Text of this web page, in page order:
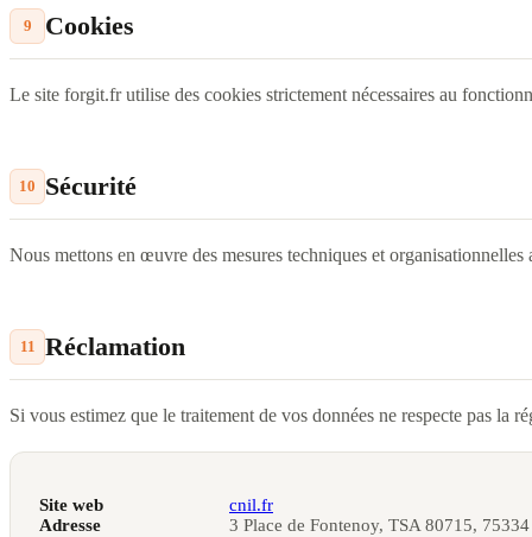
9 Cookies
Le site forgit.fr utilise des cookies strictement nécessaires au
10 Sécurité
Nous mettons en œuvre des mesures techniques et
11 Réclamation
Si vous estimez que le traitement de vos données ne respecte pas
Site web
cnil.fr
Adresse
3 Place de Fontenoy, TSA 80715,